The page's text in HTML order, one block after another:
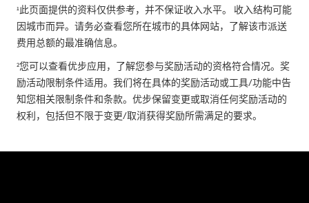
¹此页面提供的资料仅供参考，并不保证收入水平。 收入结构可能
因城市而异。请务必查看您所在城市的具体网站，了解该市派送
费用总额的最准确信息。
²您可以查看优步应用，了解您参与奖励活动的资格符合情况。奖
励活动限制条件适用。我们将在具体的奖励活动或工具/功能中告
知您相关限制条件和条款。优步保留变更或取消任何奖励活动的
权利，包括但不限于变更/取消获得奖励所需满足的要求。